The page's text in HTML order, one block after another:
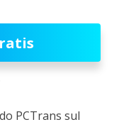
PCTrans sul